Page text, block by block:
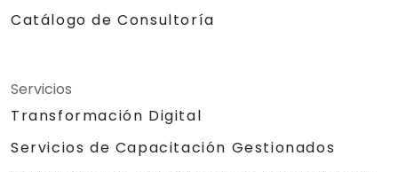
Catálogo de Consultoría
Servicios
Transformación Digital
Servicios de Capacitación Gestionados